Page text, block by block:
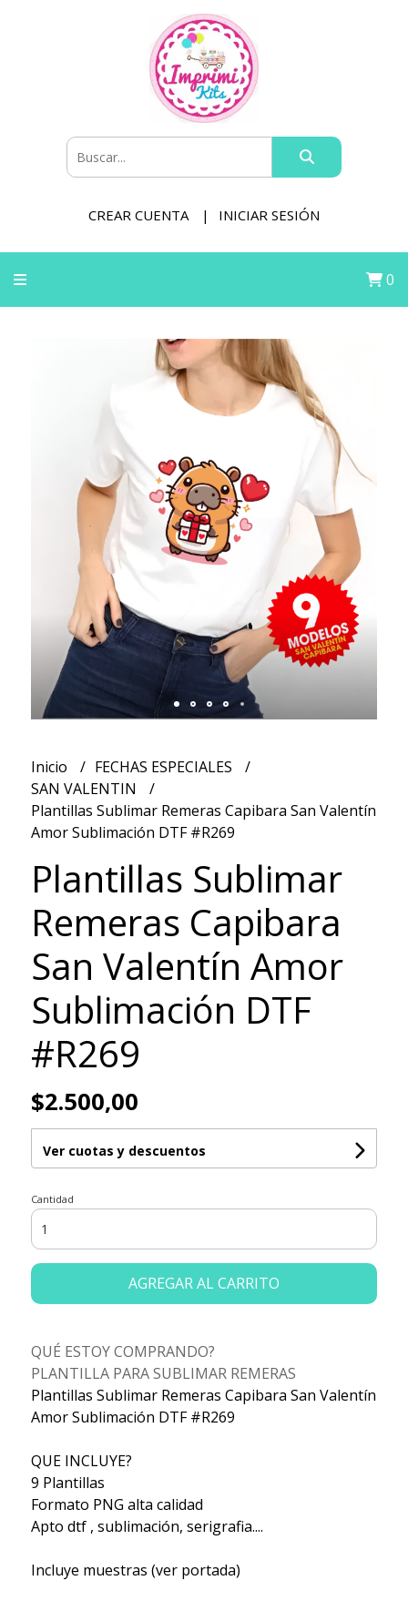
CREAR CUENTA INICIAR SESIÓN
0
Inicio
FECHAS ESPECIALES
SAN VALENTIN
Plantillas Sublimar Remeras Capibara San Valentín
Amor Sublimación DTF #R269
Plantillas Sublimar
Remeras Capibara
San Valentín Amor
Sublimación DTF
#R269
$2.500,00
Ver cuotas y descuentos
Cantidad
AGREGAR AL CARRITO
QUÉ ESTOY COMPRANDO?
PLANTILLA PARA SUBLIMAR REMERAS
Plantillas Sublimar Remeras Capibara San Valentín
Amor Sublimación DTF #R269
QUE INCLUYE?
9 Plantillas
Formato PNG alta calidad
Apto dtf , sublimación, serigrafia....
Incluye muestras (ver portada)